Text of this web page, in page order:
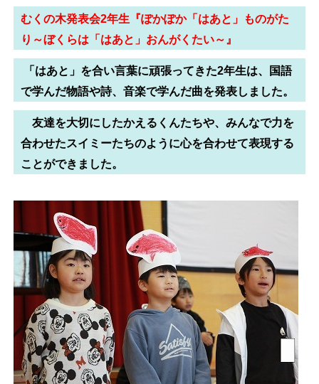
むくの木発表会2年生『ぽかぽか「はあと」ものがた
り～ぼくらは「はあと」おんがくたい～』
「はあと」を合い言葉に頑張ってきた2年生は、国語
で学んだ物語や詩、音楽で学んだ曲を発表しました。
友達を大切にしたかえるくんたちや、みんなで力を
合わせたスイミーたちのように心を合わせて表現する
ことができました。